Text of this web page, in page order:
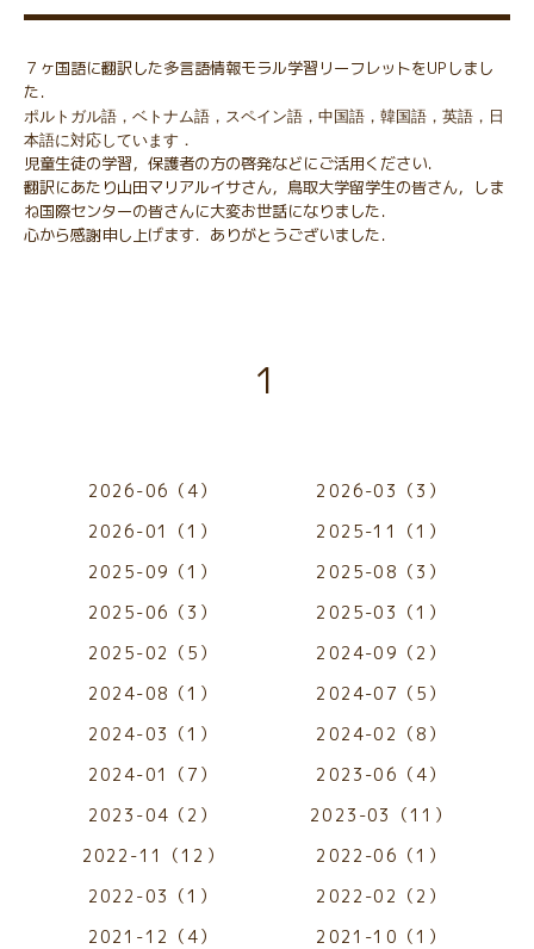
７ヶ国語に翻訳した多言語情報モラル学習リーフレットをUPしまし
た．
ポルトガル語，ベトナム語，スペイン語，中国語，韓国語，英語，日
本語に対応しています．
児童生徒の学習，保護者の方の啓発などにご活用ください．
翻訳にあたり山田マリアルイサさん，鳥取大学留学生の皆さん，しま
ね国際センターの皆さんに大変お世話になりました．
心から感謝申し上げます．ありがとうございました．
1
2026-06（4）
2026-03（3）
2026-01（1）
2025-11（1）
2025-09（1）
2025-08（3）
2025-06（3）
2025-03（1）
2025-02（5）
2024-09（2）
2024-08（1）
2024-07（5）
2024-03（1）
2024-02（8）
2024-01（7）
2023-06（4）
2023-04（2）
2023-03（11）
2022-11（12）
2022-06（1）
2022-03（1）
2022-02（2）
2021-12（4）
2021-10（1）